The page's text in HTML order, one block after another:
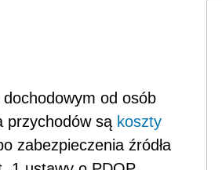
od osób
przychodów są koszty
zabezpieczenia źródła